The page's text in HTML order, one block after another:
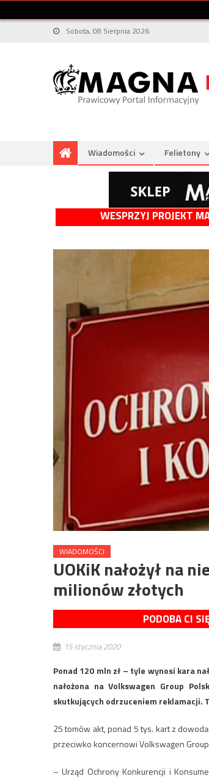
Sobota, 08 Sierpnia 2026
Wiadomości Felietony
WESPRZYJ PROJEKT
WIADOMOŚCI
UOKiK nałożył na
milionów złotych
PODOBA CI
15 stycznia 2020
Ponad 120 mln zł – tyle wynosi kara
nałożona na Volkswagen Group
skutkujących odrzuceniem reklamacji.
25 tomów akt, ponad 5 tys. kart z
przeciwko koncernowi Volkswagen
– Urząd Ochrony Konkurencji i